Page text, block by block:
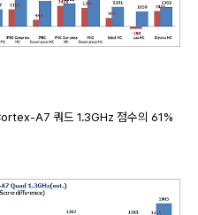
A7 쿼드 1.3GHz 점수의 61%